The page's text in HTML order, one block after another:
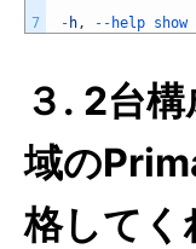
7
- h , -- help show
３. 2台
域の
格してく